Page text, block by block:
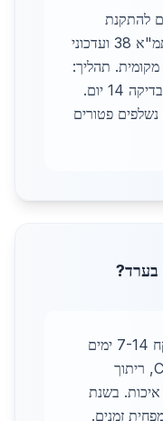
להתקנת
סורגים בבניינים משותפים, לפי תמ"א 38 ועדכוני
מקומית. תהליך:
הגשת תוכניות להנדסאי עירייה, בדיקה 14 יום.
נשלפים פטורים
בערד?
ייצור סורגים מותאמים בערד לוקח 7-14 ימים
מרגע מדידה. תהליך: חיתוך CNC, ריתוך
בשנת
מפחית זמנים.